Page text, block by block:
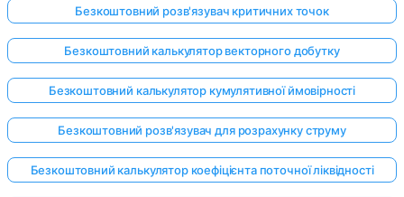
Безкоштовний розв'язувач критичних точок
Безкоштовний калькулятор векторного добутку
Безкоштовний калькулятор кумулятивної ймовірності
Безкоштовний розв'язувач для розрахунку струму
Безкоштовний калькулятор коефіцієнта поточної ліквідності